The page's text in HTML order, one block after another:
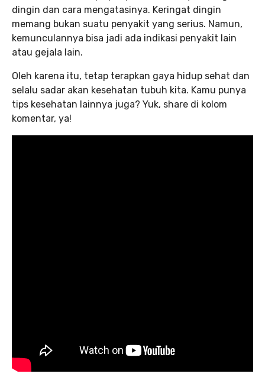
dingin dan cara mengatasinya. Keringat dingin
memang bukan suatu penyakit yang serius. Namun,
kemunculannya bisa jadi ada indikasi penyakit lain
atau gejala lain.
Oleh karena itu, tetap terapkan gaya hidup sehat dan
selalu sadar akan kesehatan tubuh kita. Kamu punya
tips kesehatan lainnya juga? Yuk, share di kolom
komentar, ya!